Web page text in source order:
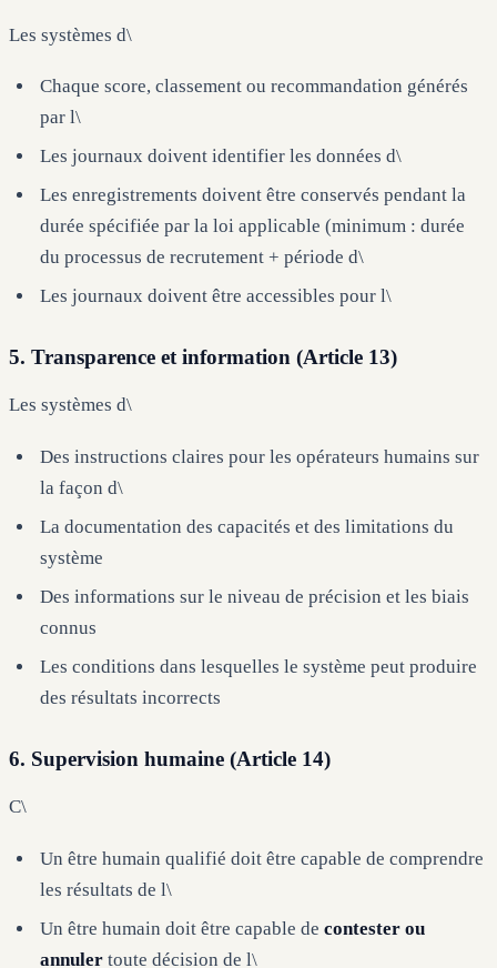
Les systèmes d\
Chaque score, classement ou recommandation générés
par l\
Les journaux doivent identifier les données d\
Les enregistrements doivent être conservés pendant la
durée spécifiée par la loi applicable (minimum : durée
du processus de recrutement + période d\
Les journaux doivent être accessibles pour l\
5. Transparence et information (Article 13)
Les systèmes d\
Des instructions claires pour les opérateurs humains sur
la façon d\
La documentation des capacités et des limitations du
système
Des informations sur le niveau de précision et les biais
connus
Les conditions dans lesquelles le système peut produire
des résultats incorrects
6. Supervision humaine (Article 14)
C\
Un être humain qualifié doit être capable de comprendre
les résultats de l\
Un être humain doit être capable de contester ou
annuler toute décision de l\